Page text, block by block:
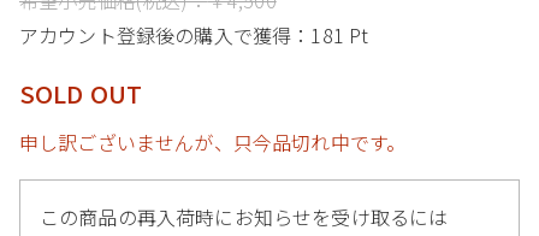
アカウント登録後の購入で獲得： 181 Pt
SOLD OUT
申し訳ございませんが、只今品切れ中です。
この商品の再入荷時にお知らせを受け取るには